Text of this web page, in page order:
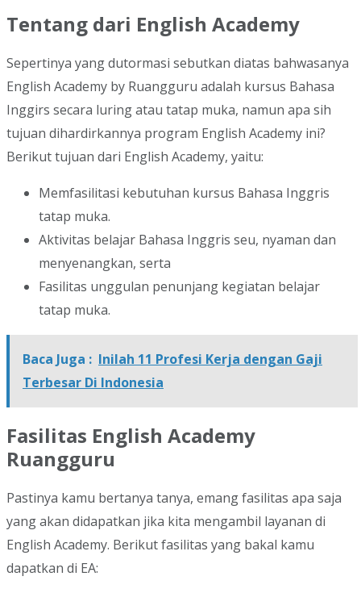
Tentang dari English Academy
Sepertinya yang dutormasi sebutkan diatas bahwasanya
English Academy by Ruangguru adalah kursus Bahasa
Inggirs secara luring atau tatap muka, namun apa sih
tujuan dihardirkannya program English Academy ini?
Berikut tujuan dari English Academy, yaitu:
Memfasilitasi kebutuhan kursus Bahasa Inggris
tatap muka.
Aktivitas belajar Bahasa Inggris seu, nyaman dan
menyenangkan, serta
Fasilitas unggulan penunjang kegiatan belajar
tatap muka.
Baca Juga : Inilah 11 Profesi Kerja dengan Gaji
Terbesar Di Indonesia
Fasilitas English Academy
Ruangguru
Pastinya kamu bertanya tanya, emang fasilitas apa saja
yang akan didapatkan jika kita mengambil layanan di
English Academy. Berikut fasilitas yang bakal kamu
dapatkan di EA: